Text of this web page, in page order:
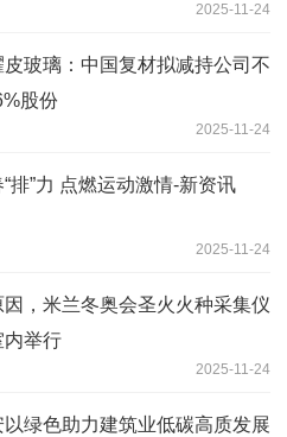
2025-11-24
玻璃：中国复材拟减持公司不
股份
2025-11-24
排”力 点燃运动激情-新资讯
2025-11-24
因，米兰冬奥会圣火火种采集仪
内举行
2025-11-24
绿色助力建筑业低碳高质发展